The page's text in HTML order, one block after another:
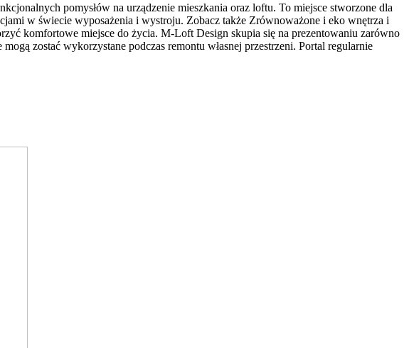
pomysłów na urządzenie mieszkania oraz loftu. To miejsce stworzone dla
w świecie wyposażenia i wystroju. Zobacz także Zrównoważone i eko wnętrza i
komfortowe miejsce do życia. M-Loft Design skupia się na prezentowaniu zarówno
zostać wykorzystane podczas remontu własnej przestrzeni. Portal regularnie